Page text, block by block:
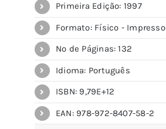
Primeira Edição: 1997
Formato: Físico - Impresso
Nº de Páginas: 132
Idioma: Português
ISBN: 9,79E+12
EAN: 978-972-8407-58-2